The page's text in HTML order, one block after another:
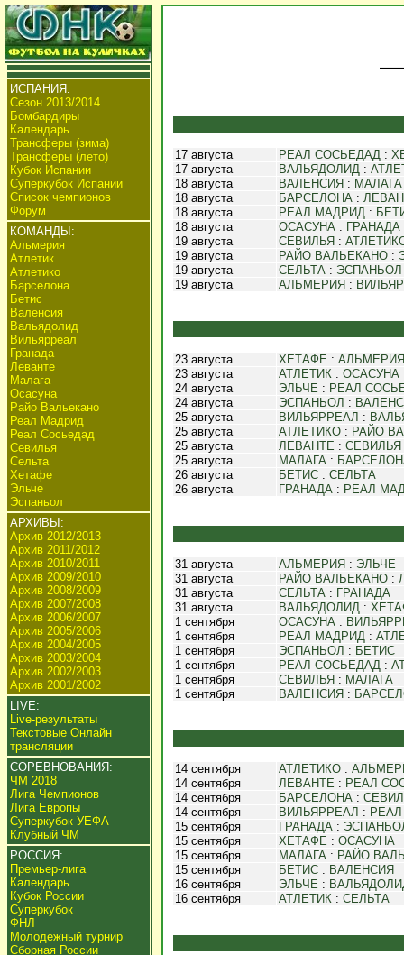
ИСПАНИЯ:
Сезон 2013/2014
Бомбардиры
Календарь
Трансферы (зима)
Трансферы (лето)
Кубок Испании
Суперкубок Испании
Список чемпионов
Форум
КОМАНДЫ:
Альмерия
Атлетик
Атлетико
Барселона
Бетис
Валенсия
Вальядолид
Вильярреал
Гранада
Леванте
Малага
Осасуна
Райо Вальекано
Реал Мадрид
Реал Сосьедад
Севилья
Сельта
Хетафе
Эльче
Эспаньол
АРХИВЫ:
Архив 2012/2013
Архив 2011/2012
Архив 2010/2011
Архив 2009/2010
Архив 2008/2009
Архив 2007/2008
Архив 2006/2007
Архив 2005/2006
Архив 2004/2005
Архив 2003/2004
Архив 2002/2003
Архив 2001/2002
LIVE:
Live-результаты
Текстовые Онлайн
трансляции
СОРЕВНОВАНИЯ:
ЧМ 2018
Лига Чемпионов
Лига Европы
Суперкубок УЕФА
Клубный ЧМ
РОССИЯ:
Премьер-лига
Календарь
Кубок России
Суперкубок
ФНЛ
Молодежный турнир
Сборная России
17 августа РЕАЛ СОСЬЕДАД :
17 августа
ВАЛЬЯДОЛИД :
18 августа
ВАЛЕНСИЯ : МАЛАГА
18 августа
БАРСЕЛОНА :
18 августа
РЕАЛ МАДРИД :
18 августа
ОСАСУНА : ГРАНАДА
19 августа
СЕВИЛЬЯ :
19 августа
РАЙО ВАЛЬЕКАНО :
19 августа
СЕЛЬТА : ЭСПАНЬОЛ
19 августа
АЛЬМЕРИЯ :
23 августа ХЕТАФЕ : АЛЬМЕРИЯ
23 августа
АТЛЕТИК : ОСАСУНА
24 августа
ЭЛЬЧЕ : РЕАЛ
24 августа
ЭСПАНЬОЛ :
25 августа
ВИЛЬЯРРЕАЛ :
25 августа
АТЛЕТИКО : РАЙО
25 августа
ЛЕВАНТЕ : СЕВИЛЬЯ
25 августа
МАЛАГА :
26 августа
БЕТИС : СЕЛЬТА
26 августа
ГРАНАДА : РЕАЛ
31 августа АЛЬМЕРИЯ : ЭЛЬЧЕ
31 августа
РАЙО ВАЛЬЕКАНО :
31 августа
СЕЛЬТА : ГРАНАДА
31 августа
ВАЛЬЯДОЛИД :
1 сентября
ОСАСУНА :
1 сентября
РЕАЛ МАДРИД :
1 сентября
ЭСПАНЬОЛ : БЕТИС
1 сентября
РЕАЛ СОСЬЕДАД :
1 сентября
СЕВИЛЬЯ : МАЛАГА
1 сентября
ВАЛЕНСИЯ :
14 сентября АТЛЕТИКО :
14 сентября
ЛЕВАНТЕ : РЕАЛ
14 сентября
БАРСЕЛОНА :
14 сентября
ВИЛЬЯРРЕАЛ :
15 сентября
ГРАНАДА :
15 сентября
ХЕТАФЕ : ОСАСУНА
15 сентября
МАЛАГА : РАЙО
15 сентября
БЕТИС : ВАЛЕНСИЯ
16 сентября
ЭЛЬЧЕ :
16 сентября
АТЛЕТИК : СЕЛЬТА